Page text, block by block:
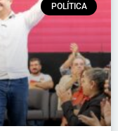
POLÍTICA